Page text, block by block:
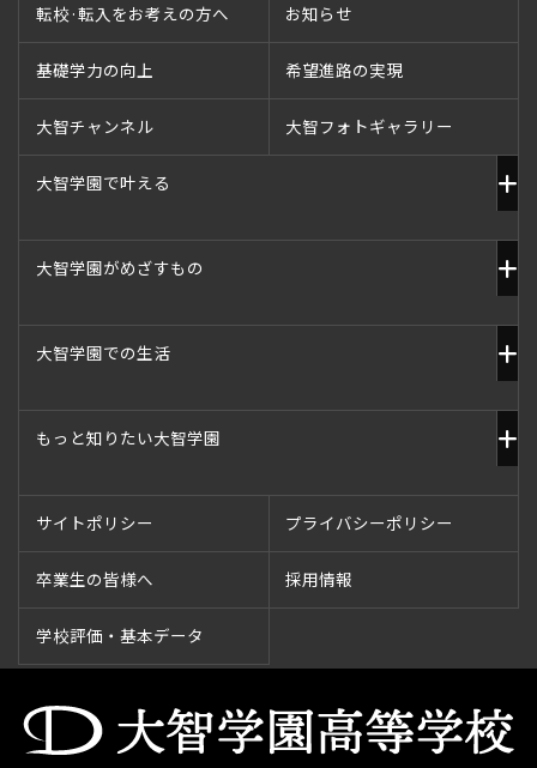
転校·転入をお考えの方へ お知らせ
基礎学力の向上 希望進路の実現
大智チャンネル 大智フォトギャラリー
大智学園で叶える
大智学園がめざすもの
大智学園での生活
もっと知りたい大智学園
サイトポリシー プライバシーポリシー
卒業生の皆様へ 採用情報
学校評価・基本データ